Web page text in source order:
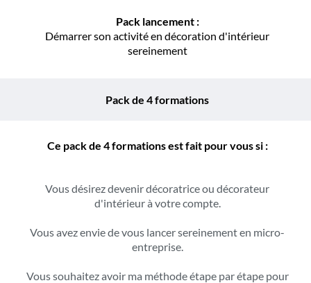
Pack lancement :
Démarrer son activité en décoration d'intérieur
sereinement
Pack de 4 formations
Ce pack de 4 formations est fait pour vous si :
Vous désirez devenir décoratrice ou décorateur
d'intérieur à votre compte.
Vous avez envie de vous lancer sereinement en micro-
entreprise.
Vous souhaitez avoir ma méthode étape par étape pour